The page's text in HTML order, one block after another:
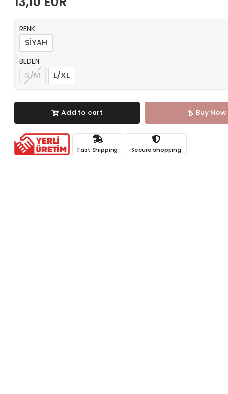
RENK:
SİYAH
BEDEN:
S/M L/XL
Add to cart Buy Now
Fast Shipping Secure shopping